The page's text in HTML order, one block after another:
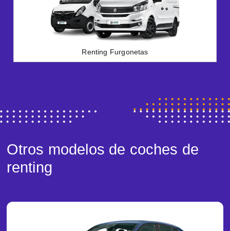
Renting Furgonetas
Otros modelos de coches de
renting